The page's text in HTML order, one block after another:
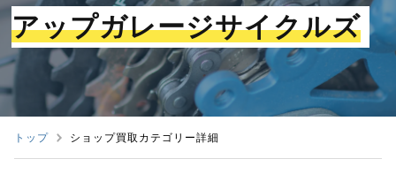
アップガレージサイクルズ
トップ ショップ買取カテゴリー詳細